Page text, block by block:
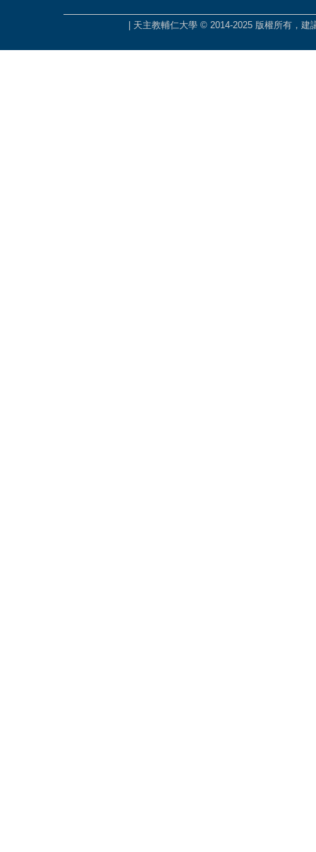
| 天主教輔仁大學 © 2014-2025 版權所有，